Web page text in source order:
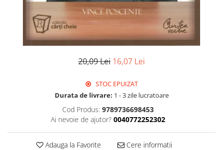
20,09 Lei 16,07 Lei
STOC EPUIZAT
Durata de livrare: 1 - 3 zile lucratoare
Cod Produs: 9789736698453
Ai nevoie de ajutor? 0040772252302
Adauga la Favorite Cere informatii